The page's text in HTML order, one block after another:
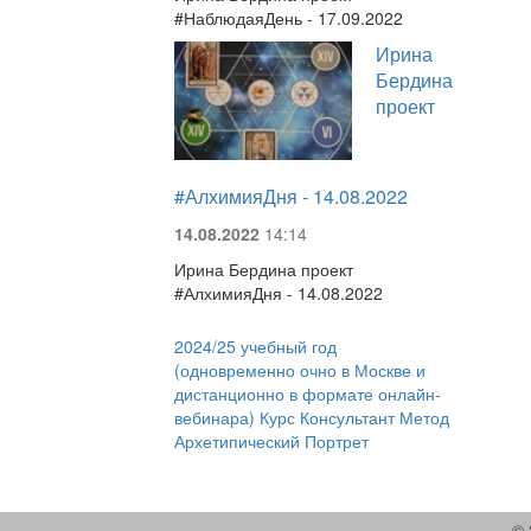
#НаблюдаяДень - 17.09.2022
Ирина
Бердина
проект
#АлхимияДня - 14.08.2022
14.08.2022 14:14
Ирина Бердина проект
#АлхимияДня - 14.08.2022
2024/25 учебный год
(одновременно очно в Москве и
дистанционно в формате онлайн-
вебинара) Курс Консультант Метод
Архетипический Портрет